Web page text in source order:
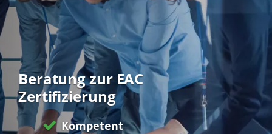
Beratung zur EAC
Zertifizierung
Kompetent